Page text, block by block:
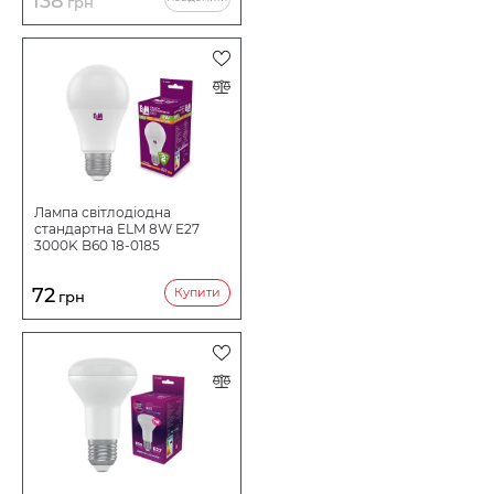
Лампа світлодіодна
стандартна ELM 8W E27
3000K B60 18-0185
72 грн Купити